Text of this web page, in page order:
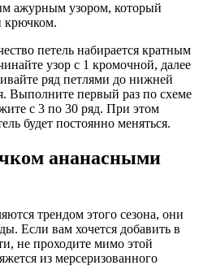
ажурным узором, который
крючком.
петель набирается кратным
узор с 1 кромочной, далее
ряд петлями до нижней
Выполните первый раз по схеме
с 3 по 30 ряд. При этом
будет постоянно меняться.
ананасными
трендом этого сезона, они
Если вам хочется добавить в
не проходите мимо этой
из мерсеризованного